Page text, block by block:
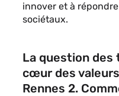
innover et à
sociétaux.
La question
cœur des
Rennes 2.